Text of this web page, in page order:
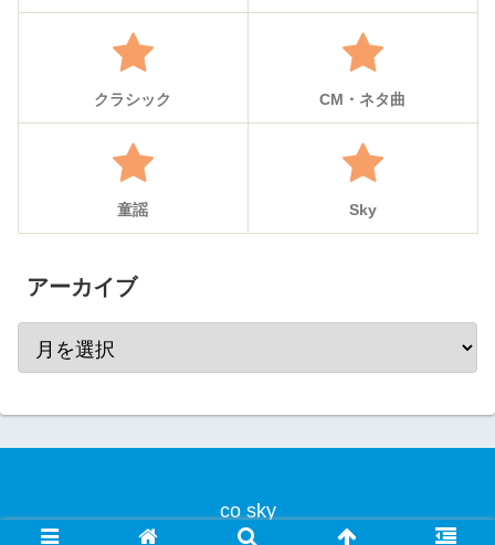
クラシック CM・ネタ曲
童謡 Sky
アーカイブ
co sky